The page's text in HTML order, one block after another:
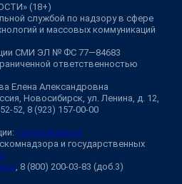
(18+)
службой по надзору в сфере
и массовых коммуникаций
СМИ ЭЛ № ФС 77—84683
ответственностью
Елена Александровна
Новосибирск, ул. Ленина, д. 12,
52, 8 (923) 157-00-00
ngs@shkulev.ru
и государственных
, 8 (800) 200-03-83 (доб.3)